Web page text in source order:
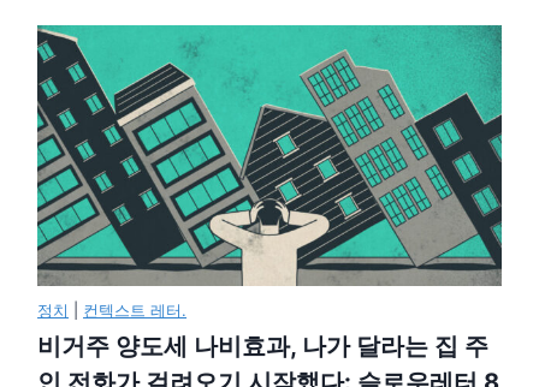
정치 컨텍스트 레터.
비거주 양도세 나비효과, 나가 달라는 집 주